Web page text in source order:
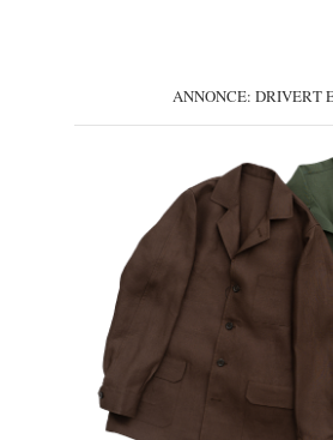
ANNONCE: DRIVERT